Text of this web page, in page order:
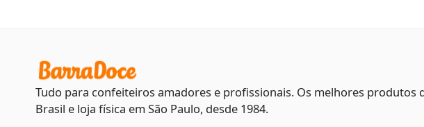
Tudo para confeiteiros amadores e profissionais. Os melhores produtos
Brasil e loja física em São Paulo, desde 1984.